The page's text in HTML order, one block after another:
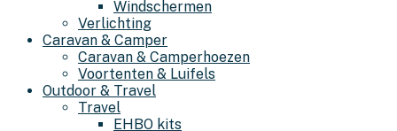
Windschermen
Verlichting
Caravan & Camper
Caravan & Camperhoezen
Voortenten & Luifels
Outdoor & Travel
Travel
EHBO kits